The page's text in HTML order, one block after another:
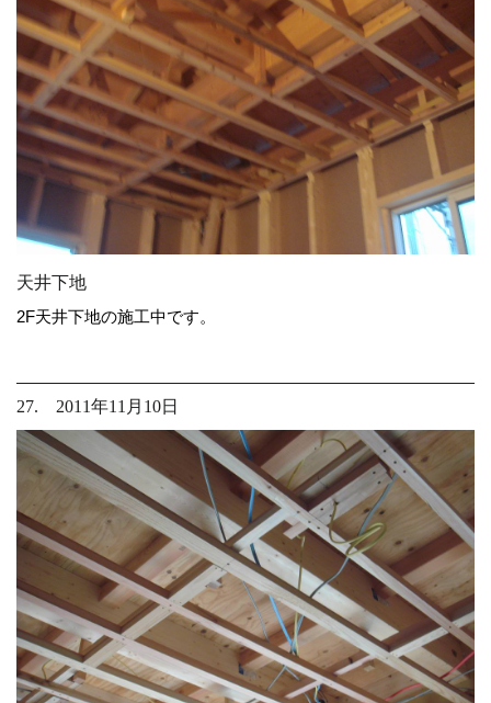
天井下地
2F天井下地の施工中です。
27. 2011年11月10日